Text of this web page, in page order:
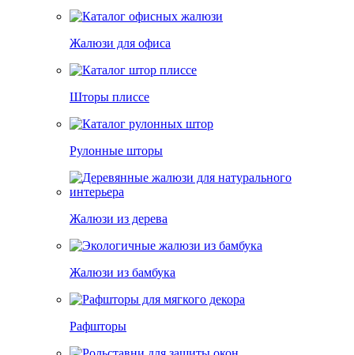
Жалюзи для офиса
Шторы плиссе
Рулонные шторы
Жалюзи из дерева
Жалюзи из бамбука
Рафшторы